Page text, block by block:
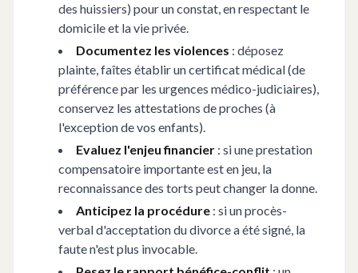
des huissiers) pour un constat, en respectant le
domicile et la vie privée.
Documentez les violences : déposez
plainte, faîtes établir un certificat médical (de
préférence par les urgences médico-judiciaires),
conservez les attestations de proches (à
l'exception de vos enfants).
Evaluez l'enjeu financier : si une prestation
compensatoire importante est en jeu, la
reconnaissance des torts peut changer la donne.
Anticipez la procédure : si un procès-
verbal d'acceptation du divorce a été signé, la
faute n'est plus invocable.